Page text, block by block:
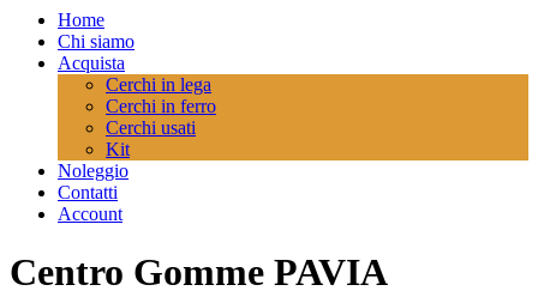
Home
Chi siamo
Acquista
Cerchi in lega
Cerchi in ferro
Cerchi usati
Kit
Noleggio
Contatti
Account
Centro Gomme PAVIA